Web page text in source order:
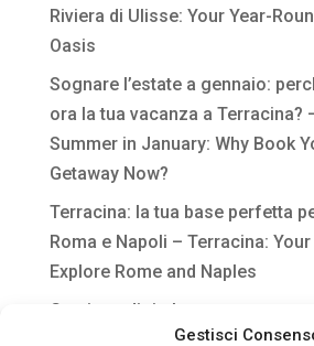
Gestisci
Riviera di Ulisse: Your Year-
Oasis
Sognare l’estate a gennaio:
ora la tua vacanza a Terracina?
Summer in January: Why Book
Getaway Now?
Terracina: la tua base perfetta
Roma e Napoli – Terracina:
Explore Rome and Naples
Gestione digitale per strutture